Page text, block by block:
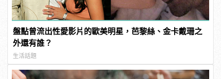
盤點曾流出性愛影片的歐美明星，芭黎絲、金卡戴珊之
外還有誰？
生活話題